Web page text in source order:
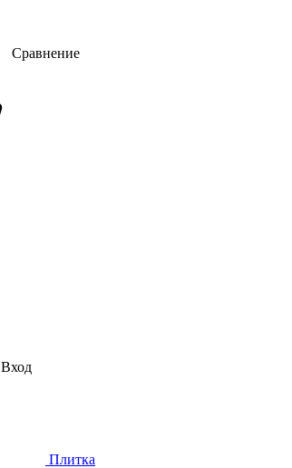
Сравнение
Вход
Плитка